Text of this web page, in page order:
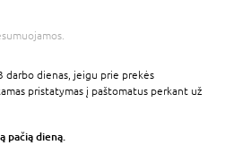
darbo dienas, jeigu prie prekės
pristatymas į paštomatus perkant už
pačią dieną.